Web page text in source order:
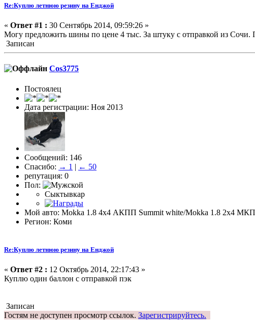
Re:Куплю летнюю резину на Енджой
« Ответ #1 : 30 Сентябрь 2014, 09:59:26 »
Могу предложить шины по цене 4 тыс. За штуку с отправкой из Сочи.
Записан
Cos3775
Постоялец
Дата регистрации: Ноя 2013
Сообщений: 146
Спасибо: → 1 | ← 50
репутация: 0
Пол:
Сыктывкар
Мой авто: Mokka 1.8 4x4 АКПП Summit white/Mokka 1.8 2x4
Регион: Коми
Re:Куплю летнюю резину на Енджой
« Ответ #2 : 12 Октябрь 2014, 22:17:43 »
Куплю один баллон с отправкой пэк
Записан
Гостям не доступен просмотр ссылок. Зарегистрируйтесь.